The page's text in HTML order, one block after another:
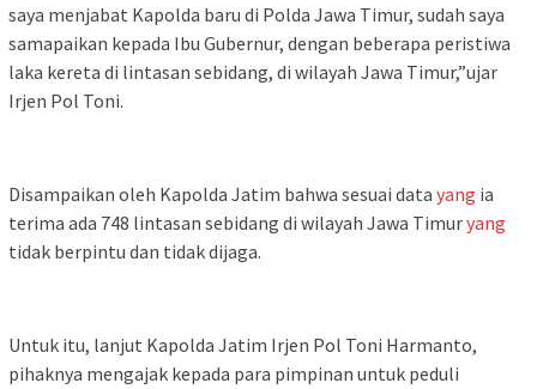
saya menjabat Kapolda baru di Polda Jawa Timur, sudah saya
samapaikan kepada Ibu Gubernur, dengan beberapa peristiwa
laka kereta di lintasan sebidang, di wilayah Jawa Timur,”ujar
Irjen Pol Toni.
Disampaikan oleh Kapolda Jatim bahwa sesuai data yang ia
terima ada 748 lintasan sebidang di wilayah Jawa Timuryang
tidak berpintu dan tidak dijaga.
Untuk itu, lanjut Kapolda Jatim Irjen Pol Toni Harmanto,
pihaknya mengajak kepada para pimpinan untuk peduli